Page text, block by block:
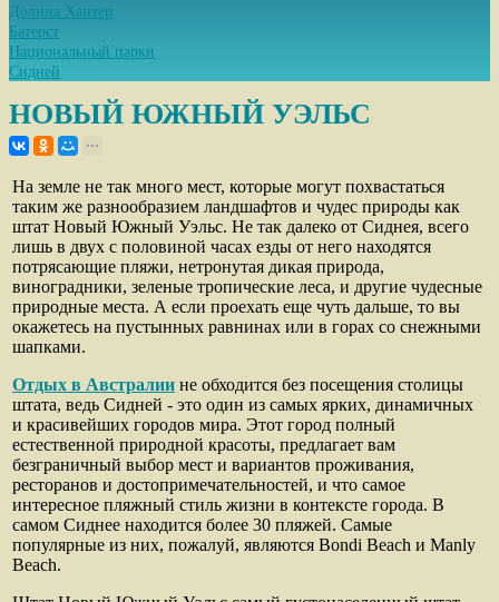
Долина Хантер
Батерст
Национальный парки
Сидней
НОВЫЙ ЮЖНЫЙ УЭЛЬС
На земле не так много мест, которые могут похвастаться
таким же разнообразием ландшафтов и чудес природы как
штат Новый Южный Уэльс. Не так далеко от Сиднея, всего
лишь в двух с половиной часах езды от него находятся
потрясающие пляжи, нетронутая дикая природа,
виноградники, зеленые тропические леса, и другие чудесные
природные места. А если проехать еще чуть дальше, то вы
окажетесь на пустынных равнинах или в горах со снежными
шапками.
Отдых в Австралии не обходится без посещения столицы
штата, ведь Сидней - это один из самых ярких, динамичных
и красивейших городов мира. Этот город полный
естественной природной красоты, предлагает вам
безграничный выбор мест и вариантов проживания,
ресторанов и достопримечательностей, и что самое
интересное пляжный стиль жизни в контексте города. В
самом Сиднее находится более 30 пляжей. Самые
популярные из них, пожалуй, являются Bondi Beach и Manly
Beach.